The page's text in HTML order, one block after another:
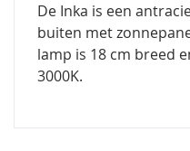
De Inka is een
buiten met
lamp is 18 cm breed
3000K.